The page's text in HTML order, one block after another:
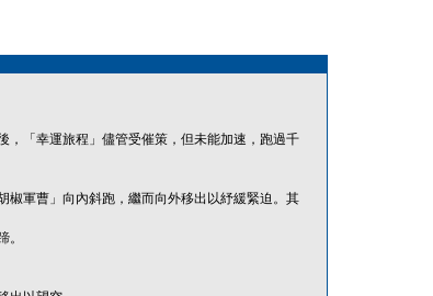
，「幸運旅程」儘管受催策，但未能加速，跑過千
椒軍曹」向內斜跑，繼而向外移出以紓緩緊迫。其
。